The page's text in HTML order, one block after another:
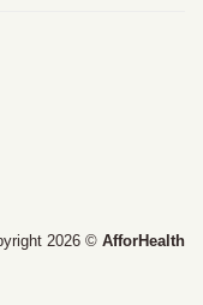
2026 © AfforHealth